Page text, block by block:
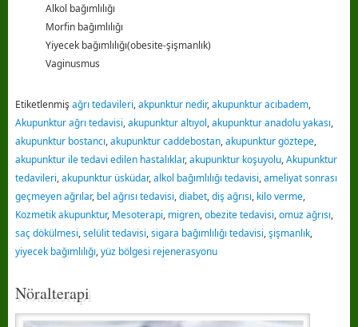
Alkol bağımlılığı
Morfin bağımlılığı
Yiyecek bağımlılığı(obesite-şişmanlık)
Vaginusmus
Etiketlenmiş ağrı tedavileri,akpunktur nedir,akupunktur acıbadem,
Akupunktur ağrı tedavisi,akupunktur altıyol,akupunktur anadolu yakası,
akupunktur bostancı,akupunktur caddebostan,akupunktur göztepe,
akupunktur ile tedavi edilen hastalıklar,akupunktur koşuyolu,Akupunktur
tedavileri,akupunktur üsküdar,alkol bağımlılığı tedavisi,ameliyat sonrası
geçmeyen ağrılar, bel ağrısı tedavisi,diabet,diş ağrısı, kilo verme,
Kozmetik akupunktur, Mesoterapi, migren,obezite tedavisi,omuz ağrısı,
saç dökülmesi,selülit tedavisi,sigara bağımlılığı tedavisi,şişmanlık,
yiyecek bağımlılığı,yüz bölgesi rejenerasyonu
Nöralterapi